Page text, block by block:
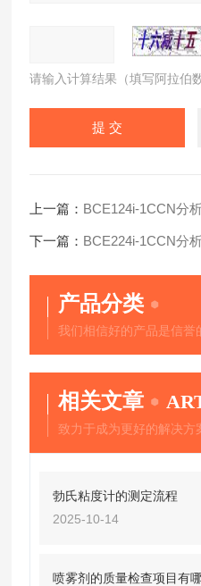
请输入计算结果（填写阿拉伯
上一篇： BCE124i-1CCN分
下一篇： BCE224i-1CCN分
产品分类
我们相信好的产品是信誉
相关文章
致力于成为更好的解决方
勃氏粘度计的测定流程
2025-10-14
喷雾剂的质量检查项目有